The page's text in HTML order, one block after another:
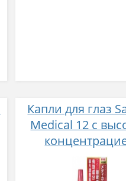
Капли для глаз
Medical 12 с
активных
12 мл